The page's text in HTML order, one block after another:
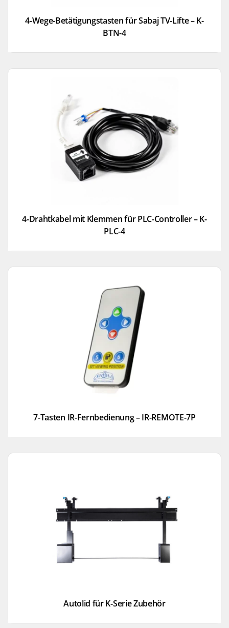
4-Wege-Betätigungstasten für Sabaj TV-Lifte – K-
BTN-4
4-Drahtkabel mit Klemmen für PLC-Controller – K-
PLC-4
7-Tasten IR-Fernbedienung – IR-REMOTE-7P
Autolid für K-Serie Zubehör